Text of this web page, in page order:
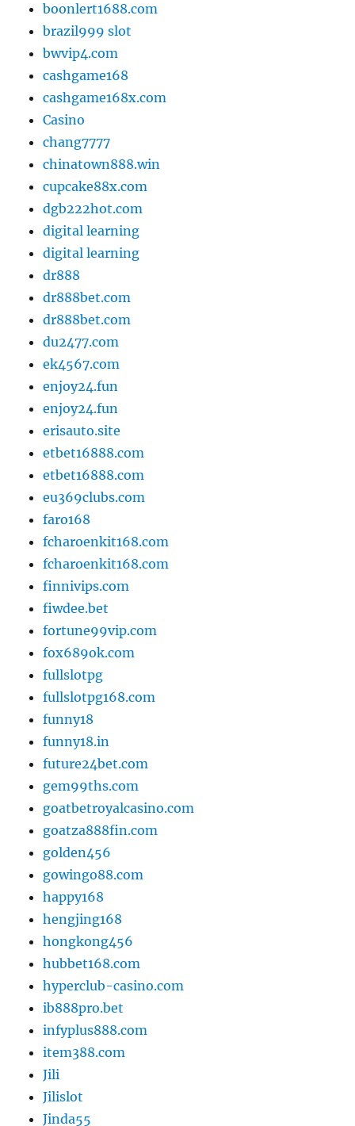
boonlert1688.com
brazil999 slot
bwvip4.com
cashgame168
cashgame168x.com
Casino
chang7777
chinatown888.win
cupcake88x.com
dgb222hot.com
digital learning
digital learning
dr888
dr888bet.com
dr888bet.com
du2477.com
ek4567.com
enjoy24.fun
enjoy24.fun
erisauto.site
etbet16888.com
etbet16888.com
eu369clubs.com
faro168
fcharoenkit168.com
fcharoenkit168.com
finnivips.com
fiwdee.bet
fortune99vip.com
fox689ok.com
fullslotpg
fullslotpg168.com
funny18
funny18.in
future24bet.com
gem99ths.com
goatbetroyalcasino.com
goatza888fin.com
golden456
gowingo88.com
happy168
hengjing168
hongkong456
hubbet168.com
hyperclub-casino.com
ib888pro.bet
infyplus888.com
item388.com
Jili
Jilislot
Jinda55